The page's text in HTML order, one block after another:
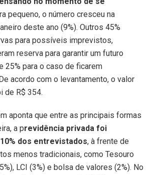
pequeno, o número cresceu na
deste ano (9%). Outros 45%
para possíveis imprevistos,
reserva para garantir um futuro
25% para o caso de ficarem
acordo com o levantamento, o valor
de R$ 354.
aponta que entre as principais formas
a previdência privada foi
dos entrevistados, à frente de
menos tradicionais, como Tesouro
LCI (3%) e bolsa de valores (2%). No